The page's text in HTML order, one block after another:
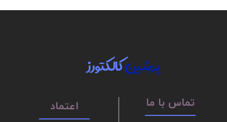
پرشینکالکتورز
تماس با ما اعتماد